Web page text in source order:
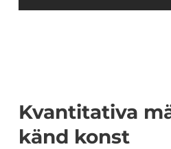
Kvantitativa
känd konst